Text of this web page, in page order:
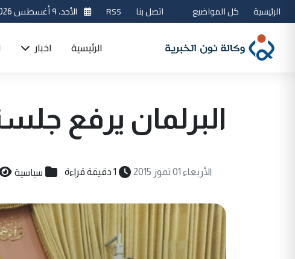
الرئيسية كل المواضيع اتصل بنا RSS الأحد، ٩ أغسطس 2026
الرئيسية اخبار
البرلمان يرفع
الأربعاء 01 تموز 2015 1 دقيقة قراءة سياسية